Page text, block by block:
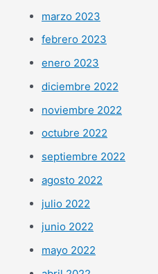
marzo 2023
febrero 2023
enero 2023
diciembre 2022
noviembre 2022
octubre 2022
septiembre 2022
agosto 2022
julio 2022
junio 2022
mayo 2022